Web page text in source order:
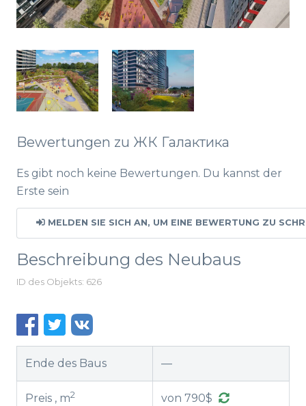
Bewertungen zu ЖК Галактика
Es gibt noch keine Bewertungen. Du kannst der
Erste sein
MELDEN SIE SICH AN, UM EINE BEWERTUNG ZU
Beschreibung des Neubaus
ID des Objekts: 626
Ende des Baus —
Preis , m2 von 790$